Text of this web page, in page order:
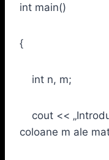
int main()
{
int n, m;
cout <<
coloane m ale